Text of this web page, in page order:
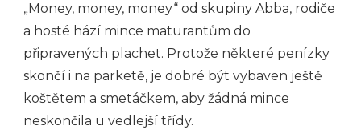
„Money, money, money“ od skupiny Abba, rodiče
a hosté hází mince maturantům do
připravených plachet. Protože některé penízky
skončí i na parketě, je dobré být vybaven ještě
koštětem a smetáčkem, aby žádná mince
neskončila u vedlejší třídy.